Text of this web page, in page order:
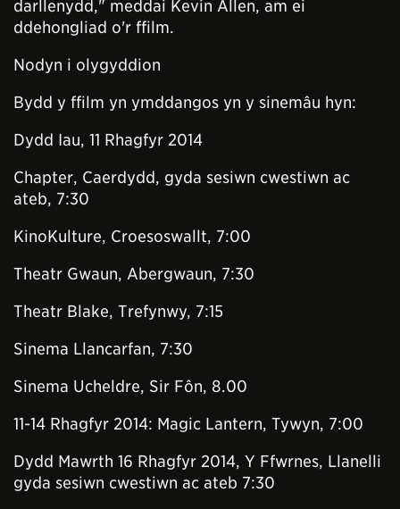
darllenydd," meddai Kevin Allen, am ei
ddehongliad o'r ffilm.
Nodyn i olygyddion
Bydd y ffilm yn ymddangos yn y sinemâu hyn:
Dydd Iau, 11 Rhagfyr 2014
Chapter, Caerdydd, gyda sesiwn cwestiwn ac
ateb, 7:30
KinoKulture, Croesoswallt, 7:00
Theatr Gwaun, Abergwaun, 7:30
Theatr Blake, Trefynwy, 7:15
Sinema Llancarfan, 7:30
Sinema Ucheldre, Sir Fôn, 8.00
11-14 Rhagfyr 2014: Magic Lantern, Tywyn, 7:00
Dydd Mawrth 16 Rhagfyr 2014, Y Ffwrnes, Llanelli
gyda sesiwn cwestiwn ac ateb 7:30